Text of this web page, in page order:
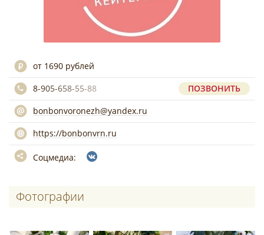
от 1690 рублей
8-905-658-55-88
ПОЗВОНИТЬ
bonbonvoronezh@yandex.ru
https://bonbonvrn.ru
Соцмедиа:
Фотографии